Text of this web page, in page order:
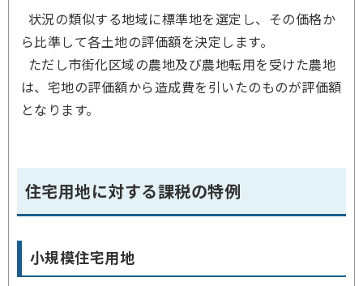
状況の類似する地域に標準地を選定し、その価格か
ら比準して各土地の評価額を決定します。
ただし市街化区域の農地及び農地転用を受けた農地
は、宅地の評価額から造成費を引いたのものが評価額
となります。
住宅用地に対する課税の特例
小規模住宅用地